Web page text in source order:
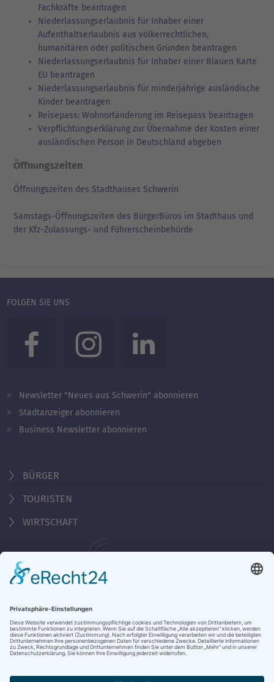
Fachkräfte beantragen
Niederlassungserlaubnis für Inhaber einer
Aufenthaltserlaubnis aus völkerrechtlichen,
humanitären oder politischen Gründen beantragen
Niederlassungserlaubnis für Inhaber einer Blauen Karte
EU beantragen
Niederlassungserlaubnis für minderjährige ausländische
Kinder beantragen
Reisepass: Wohnortänderung im Reisepass beantragen
Verpflichtungserklärung zur Übernahme der Kosten einer
ausländischen Person in Deutschland abgeben
Öffnungszeiten
Öffnungszeiten des Stadthauses Schwerin
Samstags-Öffnungszeiten des BürgerBüros im Stadthaus und
der Kfz-Zulassungs- und Führerscheinbehörde
FOLGEN SIE UNS
Newsletter "Neues aus Schwerin" abonnieren
Stadtanzeiger abonnieren
Business Newsletter abonnieren
BÜRGER
TOURISTEN
WIRTSCHAFT
Behördennummer 115
KONTAKT
NOTRUFE & HOTLINES
JOBS
STADTANZEIGER
BROSCHÜREN
PRESSE
DATENSCHUTZ